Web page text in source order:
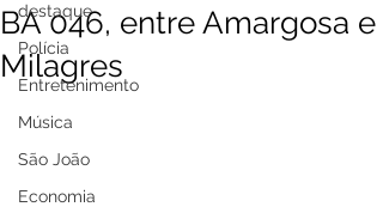
destaque
Polícia
Entretenimento
Música
São João
Economia
BA 046, entre Amargosa e
Milagres